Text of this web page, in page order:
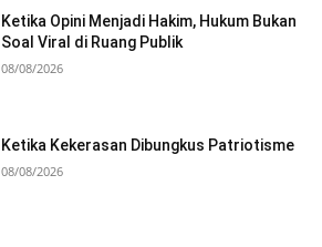
Ketika Opini Menjadi Hakim, Hukum Bukan
Soal Viral di Ruang Publik
08/08/2026
Ketika Kekerasan Dibungkus Patriotisme
08/08/2026